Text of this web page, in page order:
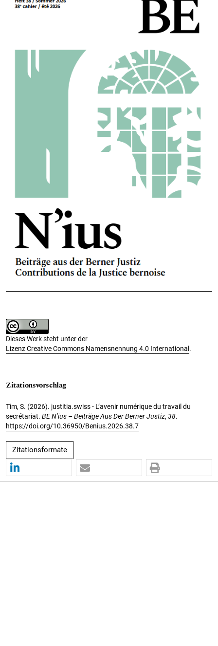
Dieses Werk steht unter der
Lizenz Creative Commons Namensnennung 4.0 International .
Zitationsvorschlag
Tim, S. (2026). justitia.swiss - L’avenir numérique du travail du
secrétariat. BE N’ius – Beiträge Aus Der Berner Justiz, 38.
https://doi.org/10.36950/Benius.2026.38.7
Zitationsformate